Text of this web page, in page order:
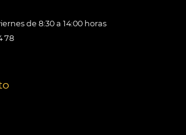
de 8:30 a 14:00 horas
78